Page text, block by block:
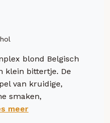
blond Belgisch
klein bittertje. De
van kruidige,
smaken,
meer